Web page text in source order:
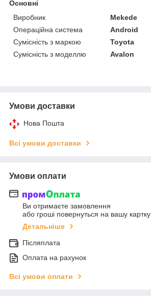
Основні
Виробник
Mekede
Операційна система
Android
Сумісність з маркою
Toyota
Сумісність з моделлю
Avalon
Умови доставки
Нова Пошта
Всі умови доставки
Умови оплати
Ви отримаєте замовлення
або гроші повернуться на вашу картку
Детальніше
Післяплата
Оплата на рахунок
Всі умови оплати